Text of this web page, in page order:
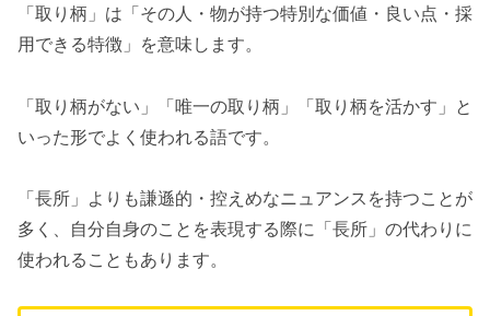
「取り柄」は「その人・物が持つ特別な価値・良い点・採
用できる特徴」を意味します。
「取り柄がない」「唯一の取り柄」「取り柄を活かす」と
いった形でよく使われる語です。
「長所」よりも謙遜的・控えめなニュアンスを持つことが
多く、自分自身のことを表現する際に「長所」の代わりに
使われることもあります。